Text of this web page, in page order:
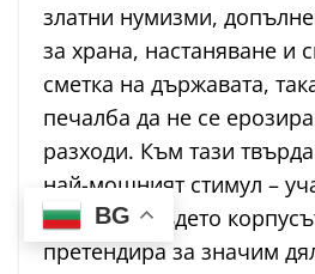
златни нумизми,
за храна, настаняване и
сметка на държавата,
печалба да не се
разходи. Към тази
най-мощният стимул –
плячката, където
претендира за значим
BG